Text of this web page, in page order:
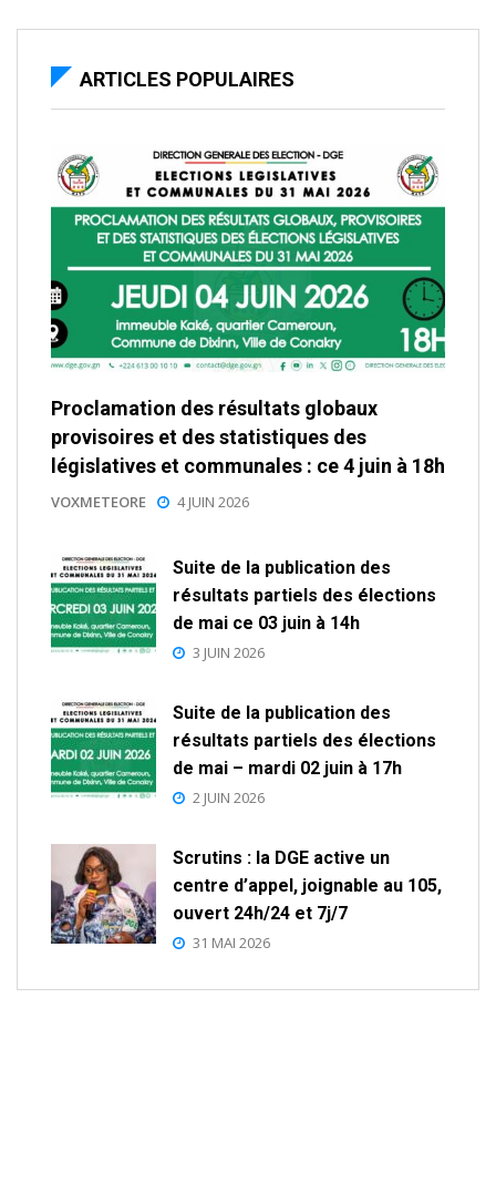
ARTICLES POPULAIRES
Proclamation des résultats globaux
provisoires et des statistiques des
législatives et communales : ce 4 juin à 18h
VOXMETEORE 4 JUIN 2026
Suite de la publication des
résultats partiels des élections
de mai ce 03 juin à 14h
3 JUIN 2026
Suite de la publication des
résultats partiels des élections
de mai – mardi 02 juin à 17h
2 JUIN 2026
Scrutins : la DGE active un
centre d’appel, joignable au 105,
ouvert 24h/24 et 7j/7
31 MAI 2026